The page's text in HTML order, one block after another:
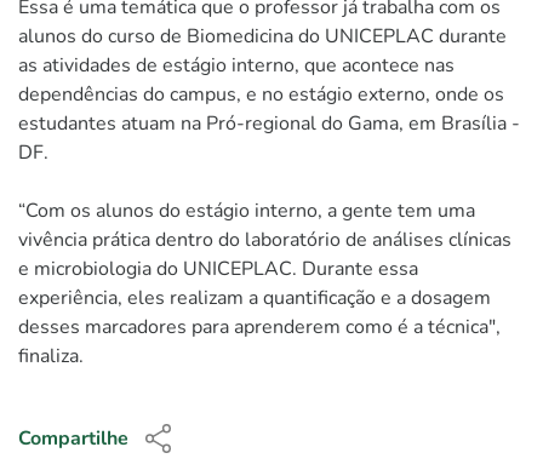
Essa é uma temática que o professor já trabalha com os
alunos do curso de Biomedicina do UNICEPLAC durante
as atividades de estágio interno, que acontece nas
dependências do campus, e no estágio externo, onde os
estudantes atuam na Pró-regional do Gama, em Brasília -
DF.
“Com os alunos do estágio interno, a gente tem uma
vivência prática dentro do laboratório de análises clínicas
e microbiologia do UNICEPLAC. Durante essa
experiência, eles realizam a quantificação e a dosagem
desses marcadores para aprenderem como é a técnica",
finaliza.
Compartilhe